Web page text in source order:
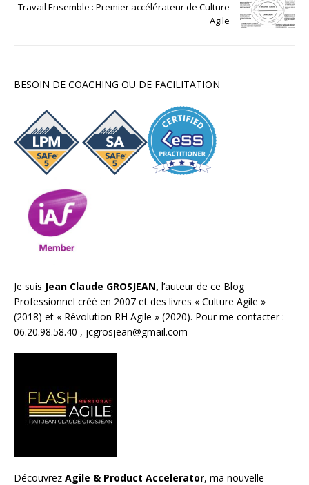
Travail Ensemble : Premier accélérateur de Culture
Agile
BESOIN DE COACHING OU DE FACILITATION
Je suis Jean Claude GROSJEAN, l’auteur de ce Blog
Professionnel créé en 2007 et des livres « Culture Agile »
(2018) et « Révolution RH Agile » (2020). Pour me contacter :
06.20.98.58.40 , jcgrosjean@gmail.com
Découvrez Agile & Product Accelerator, ma nouvelle